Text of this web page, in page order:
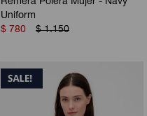
Remera Polera Mujer - Navy
Uniform
$ 780 $ 1.150